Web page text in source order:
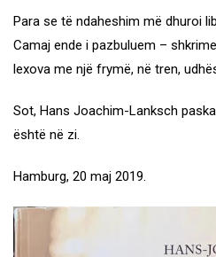
Para se të ndaheshim më dhuroi
Camaj ende i pazbuluem –
lexova me një frymë, në tren,
Sot, Hans Joachim-Lanksch
është në zi.
Hamburg, 20 maj 2019.